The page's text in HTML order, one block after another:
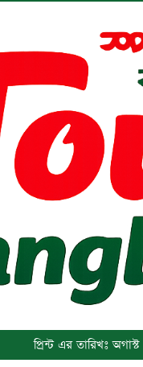
প্রিন্ট এর তারিখঃ